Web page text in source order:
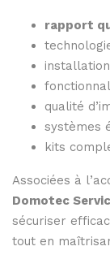
rapport
installation
qualité
systèmes
kits
Associées à
Domotec
sécuriser
tout en